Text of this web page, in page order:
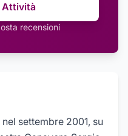
Attività
recensioni
settembre 2001, su